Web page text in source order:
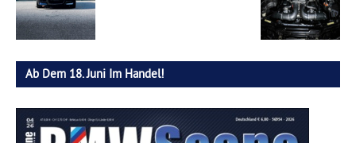
Ab Dem 18. Juni Im Handel!